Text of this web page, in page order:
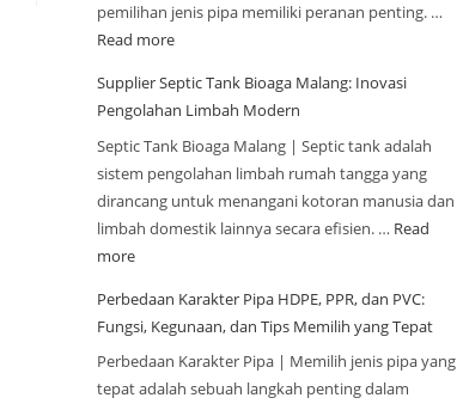
pemilihan jenis pipa memiliki peranan penting. …
Read more
Supplier Septic Tank Bioaga Malang: Inovasi
Pengolahan Limbah Modern
Septic Tank Bioaga Malang | Septic tank adalah
sistem pengolahan limbah rumah tangga yang
dirancang untuk menangani kotoran manusia dan
limbah domestik lainnya secara efisien. … Read
more
Perbedaan Karakter Pipa HDPE, PPR, dan PVC:
Fungsi, Kegunaan, dan Tips Memilih yang Tepat
Perbedaan Karakter Pipa | Memilih jenis pipa yang
tepat adalah sebuah langkah penting dalam